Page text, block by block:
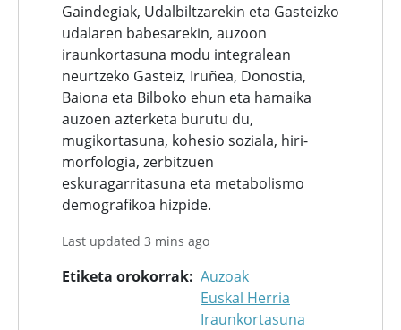
Gaindegiak, Udalbiltzarekin eta Gasteizko
udalaren babesarekin, auzoon
iraunkortasuna modu integralean
neurtzeko Gasteiz, Iruñea, Donostia,
Baiona eta Bilboko ehun eta hamaika
auzoen azterketa burutu du,
mugikortasuna, kohesio soziala, hiri-
morfologia, zerbitzuen
eskuragarritasuna eta metabolismo
demografikoa hizpide.
Last updated 3 mins ago
Etiketa orokorrak Auzoak
Euskal Herria
Iraunkortasuna